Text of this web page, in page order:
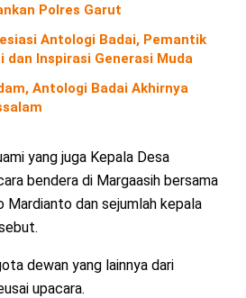
Polres Garut
Antologi Badai, Pemantik
dan Inspirasi Generasi Muda
Antologi Badai Akhirnya
yang juga Kepala Desa
bendera di Margaasih bersama
Mardianto dan sejumlah kepala
dewan yang lainnya dari
upacara.